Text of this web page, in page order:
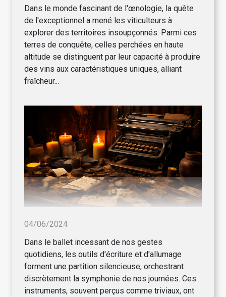
Dans le monde fascinant de l'œnologie, la quête
de l'exceptionnel a mené les viticulteurs à
explorer des territoires insoupçonnés. Parmi ces
terres de conquête, celles perchées en haute
altitude se distinguent par leur capacité à produire
des vins aux caractéristiques uniques, alliant
fraîcheur...
04/06/2024
Dans le ballet incessant de nos gestes
quotidiens, les outils d'écriture et d'allumage
forment une partition silencieuse, orchestrant
discrètement la symphonie de nos journées. Ces
instruments, souvent perçus comme triviaux, ont